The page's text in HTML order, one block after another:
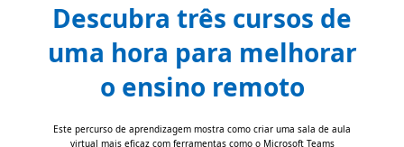
Descubra três cursos de
uma hora para melhorar
o ensino remoto
Este percurso de aprendizagem mostra como criar uma sala de aula
virtual mais eficaz com ferramentas como o Microsoft Teams